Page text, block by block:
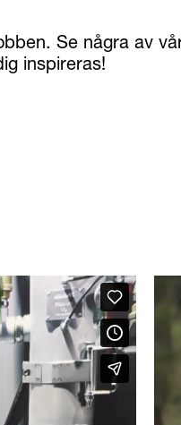
Se några av
inspireras!